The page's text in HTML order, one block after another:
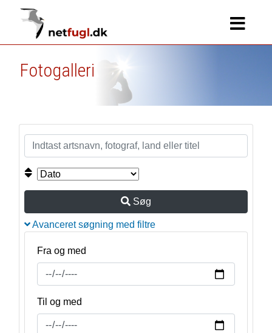
Fotogalleri
Søg
Avanceret søgning med filtre
Fra og med
Til og med